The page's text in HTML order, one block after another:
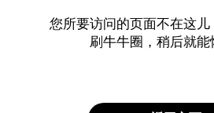
您所要访问的页面不在这
刷牛牛圈，稍后就能